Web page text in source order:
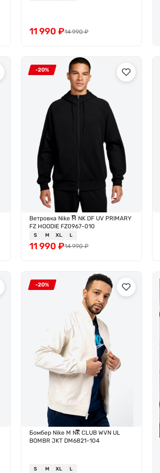
14 990₽
11 990 ₽
-20%
Ветровка Nike M NK DF UV PRIMARY
FZ HOODIE FZ0967-010
S M XL L
14 990₽
11 990 ₽
-20%
Бомбер Nike M NK CLUB WVN UL
BOMBR JKT DM6821-104
S M XL L